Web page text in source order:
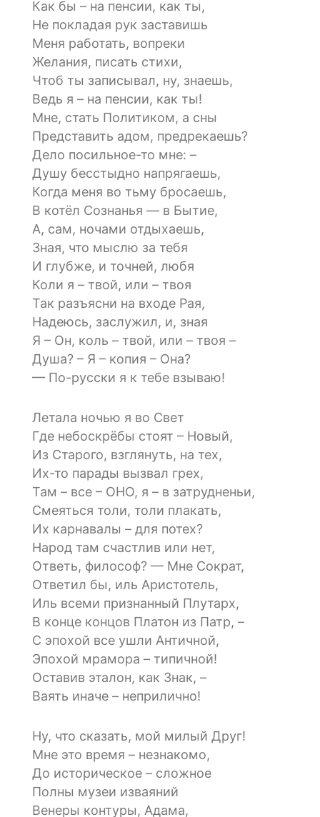
Как бы – на пенсии, как ты,
Не покладая рук заставишь
Меня работать, вопреки
Желания, писать стихи,
Чтоб ты записывал, ну, знаешь,
Ведь я – на пенсии, как ты!
Мне, стать Политиком, а сны
Представить адом, предрекаешь?
Дело посильное-то мне: –
Душу бесстыдно напрягаешь,
Когда меня во тьму бросаешь,
В котёл Сознанья — в Бытие,
А, сам, ночами отдыхаешь,
Зная, что мыслю за тебя
И глубже, и точней, любя
Коли я – твой, или – твоя
Так разъясни на входе Рая,
Надеюсь, заслужил, и, зная
Я – Он, коль – твой, или – твоя –
Душа? – Я – копия – Она?
— По-русски я к тебе взываю!
Летала ночью я во Свет
Где небоскрёбы стоят – Новый,
Из Старого, взглянуть, на тех,
Их-то парады вызвал грех,
Там – все – ОНО, я – в затрудненьи,
Смеяться толи, толи плакать,
Их карнавалы – для потех?
Народ там счастлив или нет,
Ответь, философ? — Мне Сократ,
Ответил бы, иль Аристотель,
Иль всеми признанный Плутарх,
В конце концов Платон из Патр, –
С эпохой все ушли Античной,
Эпохой мрамора – типичной!
Оставив эталон, как Знак, –
Ваять иначе – неприлично!
Ну, что сказать, мой милый Друг!
Мне это время – незнакомо,
До историческое – сложное
Полны музеи изваяний
Венеры контуры, Адама,